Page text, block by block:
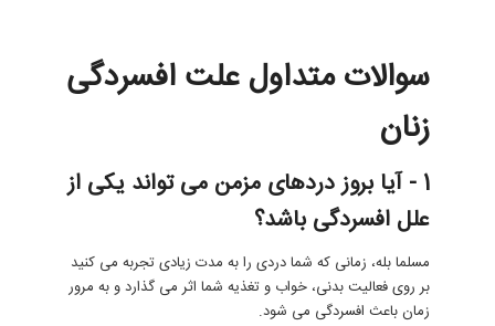
سوالات متداول علت افسردگی
زنان
1 - آیا بروز دردهای مزمن می تواند یکی از
علل افسردگی باشد؟
مسلما بله، زمانی که شما دردی را به مدت زیادی تجربه می کنید
بر روی فعالیت بدنی، خواب و تغذیه شما اثر می گذارد و به مرور
زمان باعث افسردگی می شود.